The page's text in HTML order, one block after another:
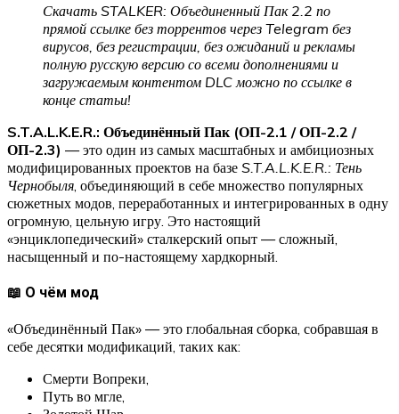
Скачать STALKER: Объединенный Пак 2.2 по
прямой ссылке без торрентов через Telegram без
вирусов, без регистрации, без ожиданий и рекламы
полную русскую версию со всеми дополнениями и
загружаемым контентом DLC можно по ссылке в
конце статьи!
S.T.A.L.K.E.R.: Объединённый Пак (ОП-2.1 / ОП-2.2 /
ОП-2.3) — это один из самых масштабных и амбициозных
модифицированных проектов на базе S.T.A.L.K.E.R.: Тень
Чернобыля , объединяющий в себе множество популярных
сюжетных модов, переработанных и интегрированных в одну
огромную, цельную игру. Это настоящий
«энциклопедический» сталкерский опыт — сложный,
насыщенный и по-настоящему хардкорный.
📖 О чём мод
«Объединённый Пак» — это глобальная сборка, собравшая в
себе десятки модификаций, таких как:
Смерти Вопреки,
Путь во мгле,